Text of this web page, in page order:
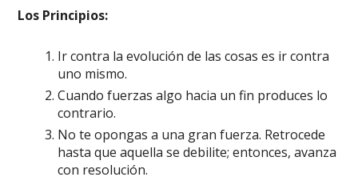
Los Principios:
Ir contra la evolución de las cosas es ir contra
uno mismo.
Cuando fuerzas algo hacia un fin produces lo
contrario.
No te opongas a una gran fuerza. Retrocede
hasta que aquella se debilite; entonces, avanza
con resolución.